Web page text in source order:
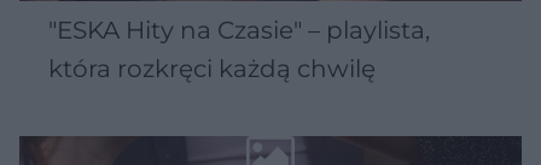
"ESKA Hity na Czasie" – playlista,
która rozkręci każdą chwilę